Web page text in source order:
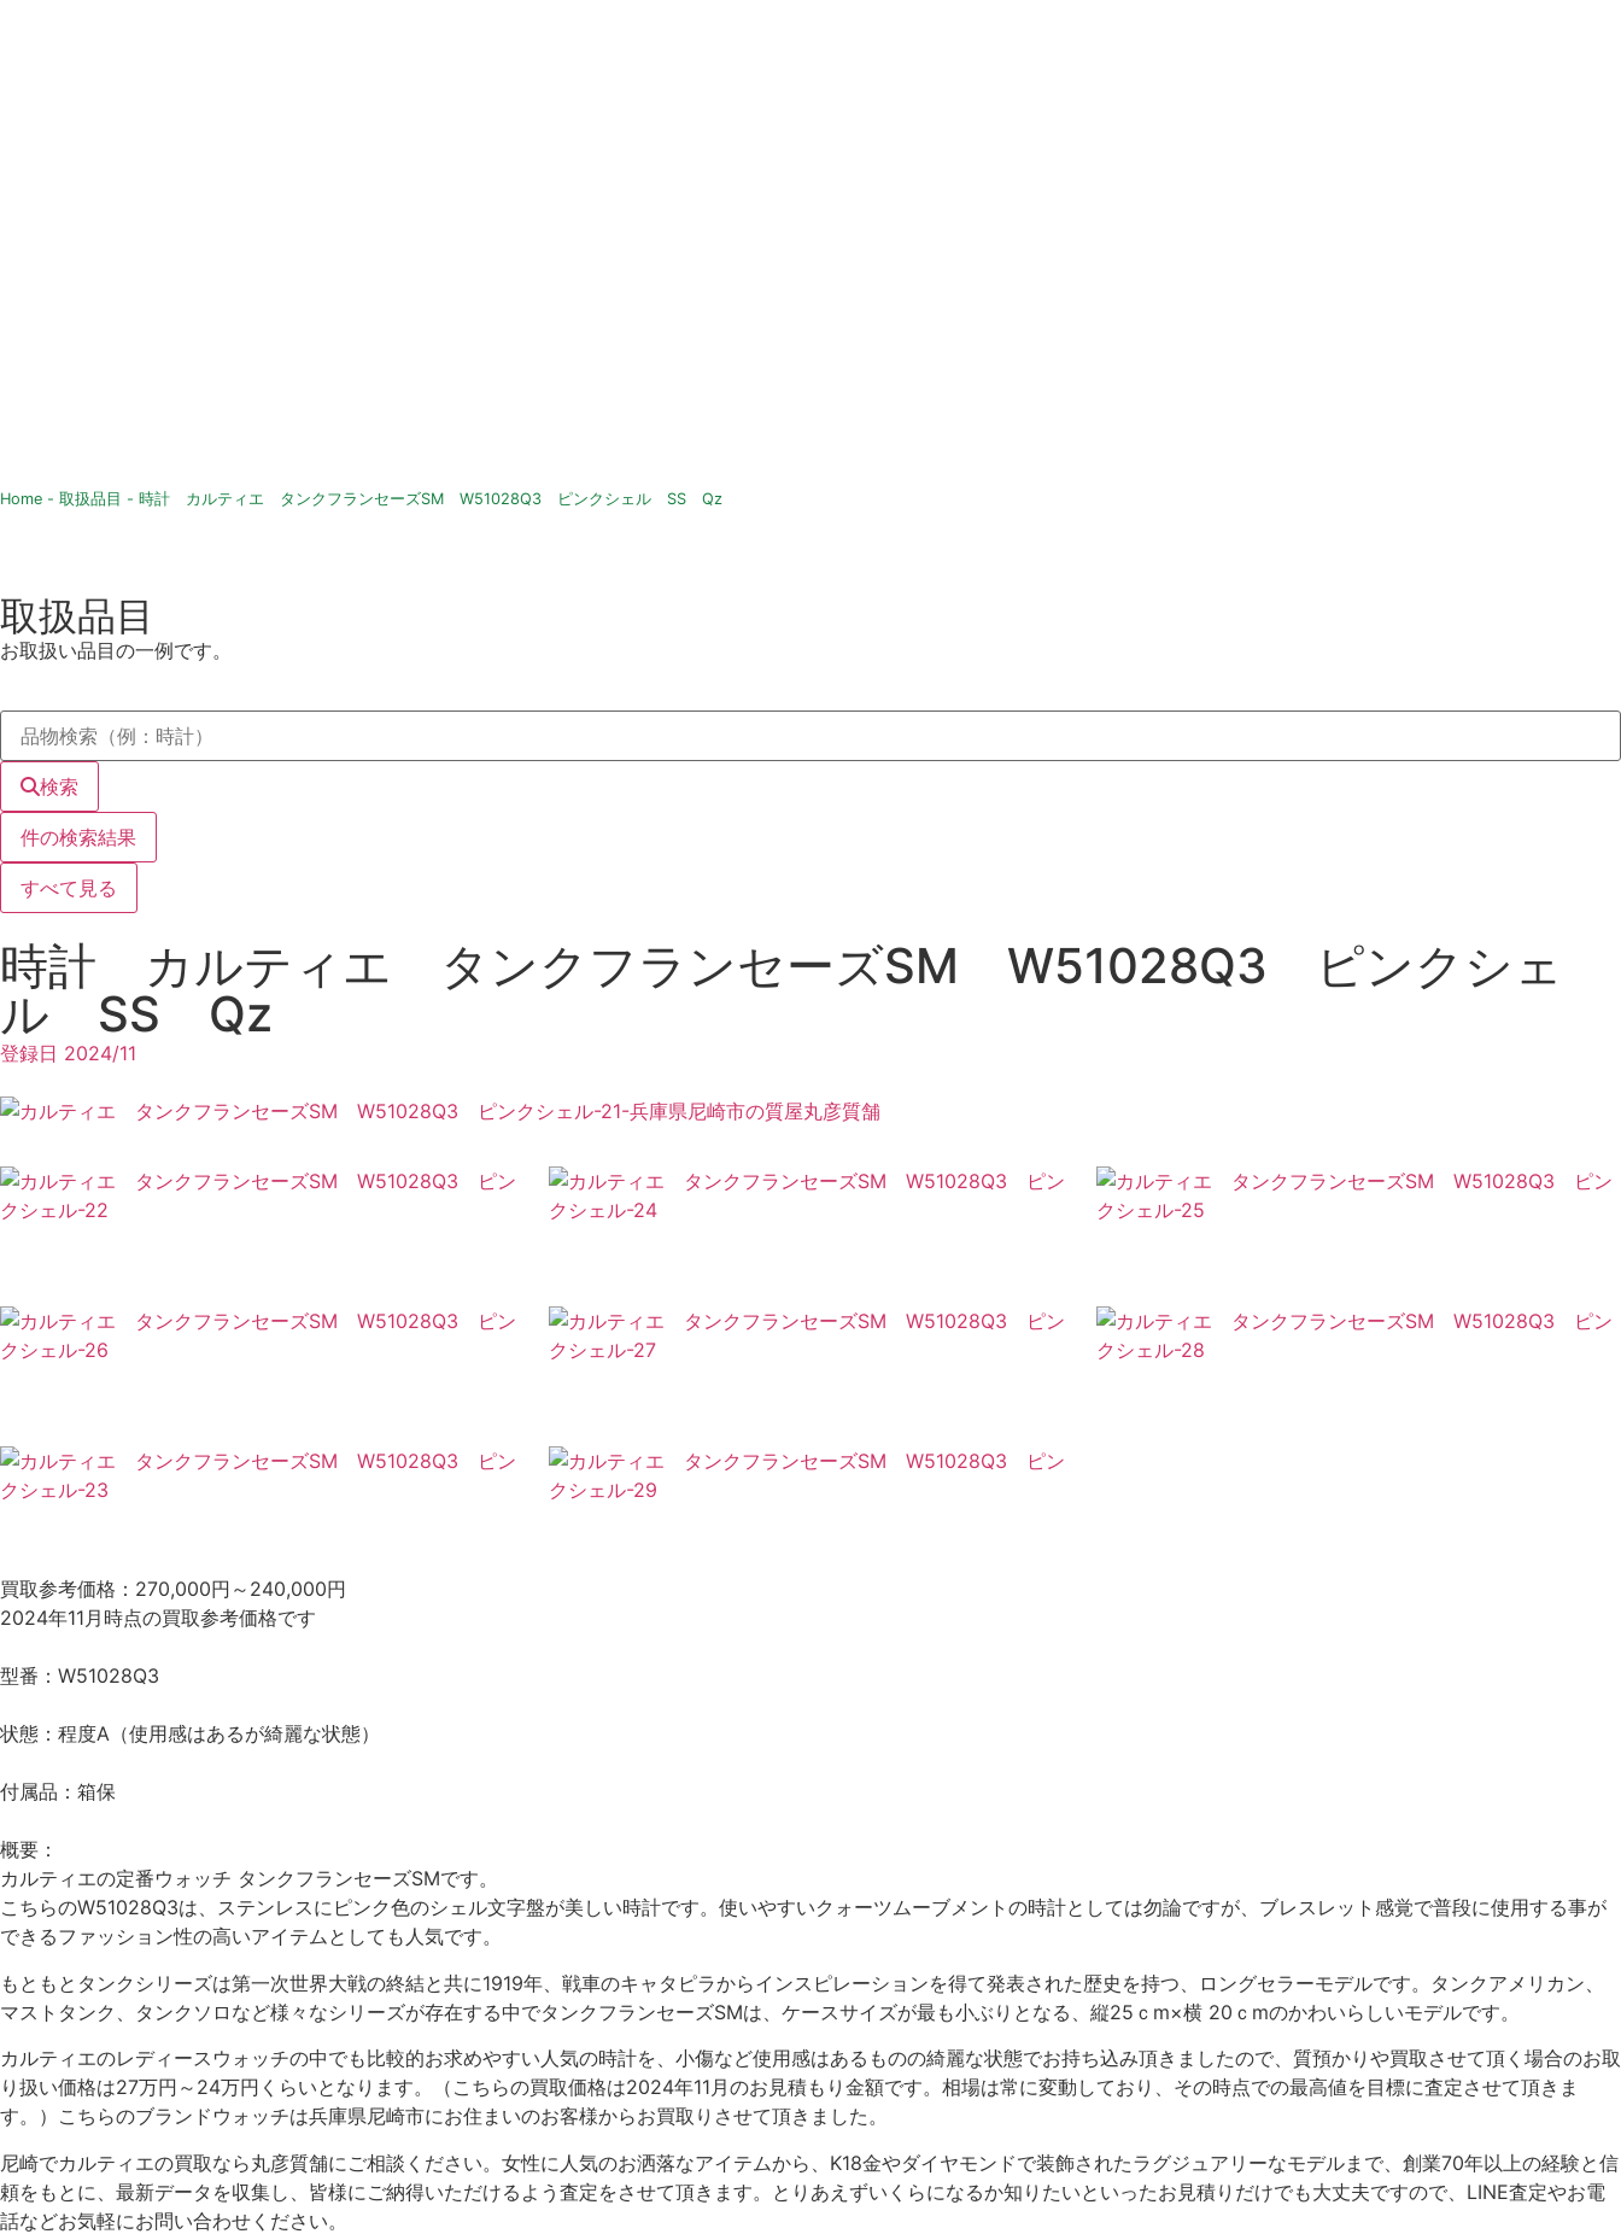
Home - 取扱品目 - 時計 カルティエ タンクフランセーズSM W51028Q3 ピンクシェル SS Qz
取扱品目
お取扱い品目の一例です。
検索
件の検索結果
すべて見る
時計 カルティエ タンクフランセーズSM W51028Q3 ピンクシェ
ル SS Qz
登録日 2024/11
買取参考価格：270,000円～240,000円
2024年11月時点の買取参考価格です
型番 ：W51028Q3
状態 ：程度A（使用感はあるが綺麗な状態）
付属品 ：箱保
概要 ：
カルティエの定番ウォッチ タンクフランセーズSMです。
こちらのW51028Q3は、ステンレスにピンク色のシェル文字盤が美しい時計です。使いやすいクォーツムーブメントの時計としては勿論ですが、ブレスレット感覚で普段に使用する事が
できるファッション性の高いアイテムとしても人気です。
もともとタンクシリーズは第一次世界大戦の終結と共に1919年、戦車のキャタピラからインスピレーションを得て発表された歴史を持つ、ロングセラーモデルです。タンクアメリカン、
マストタンク、タンクソロなど様々なシリーズが存在する中でタンクフランセーズSMは、ケースサイズが最も小ぶりとなる、縦25ｃm×横 20ｃmのかわいらしいモデルです。
カルティエのレディースウォッチの中でも比較的お求めやすい人気の時計を、小傷など使用感はあるものの綺麗な状態でお持ち込み頂きましたので、質預かりや買取させて頂く場合のお取
り扱い価格は27万円～24万円くらいとなります。（こちらの買取価格は2024年11月のお見積もり金額です。相場は常に変動しており、その時点での最高値を目標に査定させて頂きま
す。）こちらのブランドウォッチは兵庫県尼崎市にお住まいのお客様からお買取りさせて頂きました。
尼崎でカルティエの買取なら丸彦質舗にご相談ください。女性に人気のお洒落なアイテムから、K18金やダイヤモンドで装飾されたラグジュアリーなモデルまで、創業70年以上の経験と信
頼をもとに、最新データを収集し、皆様にご納得いただけるよう査定をさせて頂きます。とりあえずいくらになるか知りたいといったお見積りだけでも大丈夫ですので、LINE査定やお電
話などお気軽にお問い合わせください。